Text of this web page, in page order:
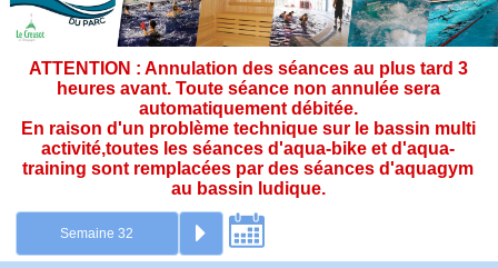
ATTENTION : Annulation des séances au plus tard 3
heures avant. Toute séance non annulée sera
automatiquement débitée.
En raison d'un problème technique sur le bassin multi
activité,toutes les séances d'aqua-bike et d'aqua-
training sont remplacées par des séances d'aquagym
au bassin ludique.